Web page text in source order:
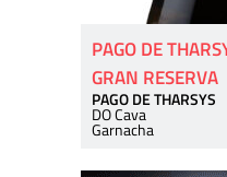
PAGO DE
GRAN RESERVA
PAGO DE THARSYS
DO Cava
Garnacha